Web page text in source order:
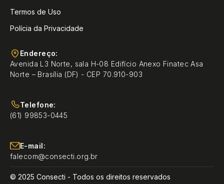
Termos de Uso
Polícia da Privacidade
Endereço:
Avenida L3 Norte, sala H-08 Edifício Anexo Finatec Asa
Norte – Brasília (DF) - CEP 70.910-903
Telefone:
(61) 99853-0445
E-mail:
falecom@consecti.org.br
© 2025 Consecti - Todos os direitos reservados